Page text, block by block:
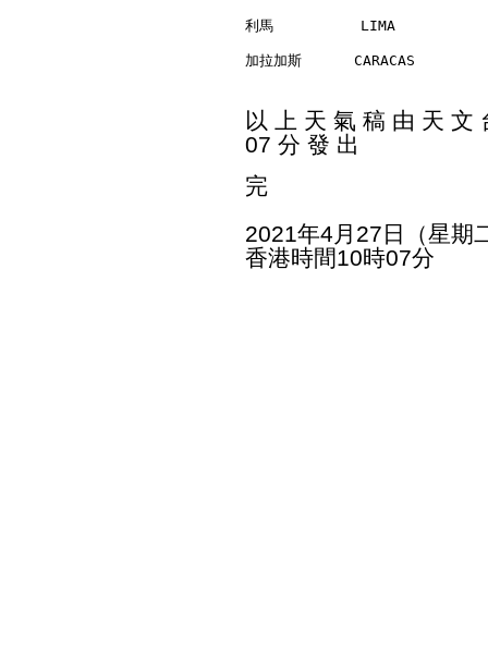
利馬          LIMA
加拉加斯      CARACAS
以 上 天 氣 稿 由 天 文
07 分 發 出
完
2021年4月27日（星期
香港時間10時07分